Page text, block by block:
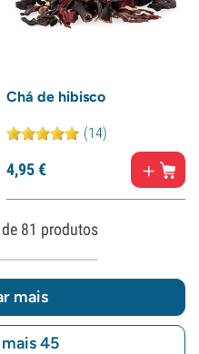
Chá de hibisco
(14)
4,95€
de 81 produtos
mais
45